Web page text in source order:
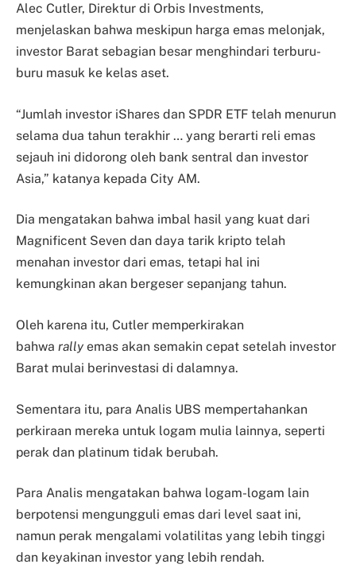
Alec Cutler, Direktur di Orbis Investments,
menjelaskan bahwa meskipun harga emas melonjak,
investor Barat sebagian besar menghindari terburu-
buru masuk ke kelas aset.
“Jumlah investor iShares dan SPDR ETF telah menurun
selama dua tahun terakhir … yang berarti reli emas
sejauh ini didorong oleh bank sentral dan investor
Asia,” katanya kepada City AM.
Dia mengatakan bahwa imbal hasil yang kuat dari
Magnificent Seven dan daya tarik kripto telah
menahan investor dari emas, tetapi hal ini
kemungkinan akan bergeser sepanjang tahun.
Oleh karena itu, Cutler memperkirakan
bahwa rally emas akan semakin cepat setelah investor
Barat mulai berinvestasi di dalamnya.
Sementara itu, para Analis UBS mempertahankan
perkiraan mereka untuk logam mulia lainnya, seperti
perak dan platinum tidak berubah.
Para Analis mengatakan bahwa logam-logam lain
berpotensi mengungguli emas dari level saat ini,
namun perak mengalami volatilitas yang lebih tinggi
dan keyakinan investor yang lebih rendah.